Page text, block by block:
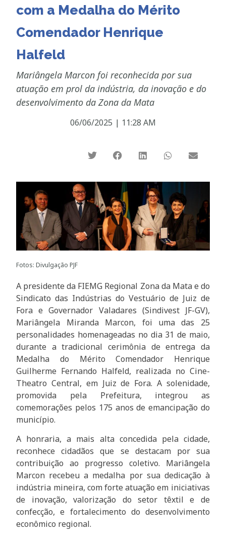
com a Medalha do Mérito
Comendador Henrique
Halfeld
Mariângela Marcon foi reconhecida por sua
atuação em prol da indústria, da inovação e do
desenvolvimento da Zona da Mata
06/06/2025 | 11:28 AM
Fotos: Divulgação PJF
A presidente da FIEMG Regional Zona da Mata e do
Sindicato das Indústrias do Vestuário de Juiz de
Fora e Governador Valadares (Sindivest JF-GV),
Mariângela Miranda Marcon, foi uma das 25
personalidades homenageadas no dia 31 de maio,
durante a tradicional cerimônia de entrega da
Medalha do Mérito Comendador Henrique
Guilherme Fernando Halfeld, realizada no Cine-
Theatro Central, em Juiz de Fora. A solenidade,
promovida pela Prefeitura, integrou as
comemorações pelos 175 anos de emancipação do
município.
A honraria, a mais alta concedida pela cidade,
reconhece cidadãos que se destacam por sua
contribuição ao progresso coletivo. Mariângela
Marcon recebeu a medalha por sua dedicação à
indústria mineira, com forte atuação em iniciativas
de inovação, valorização do setor têxtil e de
confecção, e fortalecimento do desenvolvimento
econômico regional.